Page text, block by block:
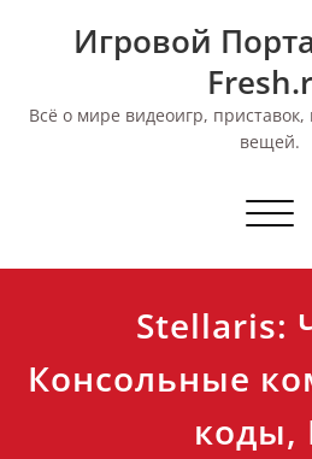
Игровой
Всё о мире видеоигр,
вещей.
Stellaris:
Консольные
коды,